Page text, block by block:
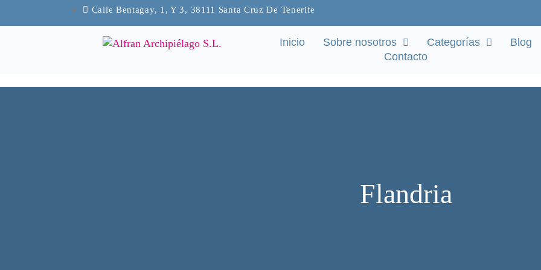
Calle Bentagay, 1, Y 3, 38111 Santa Cruz De Tenerife
Inicio Sobre nosotros Categorías
Blog
Contacto
Flandria